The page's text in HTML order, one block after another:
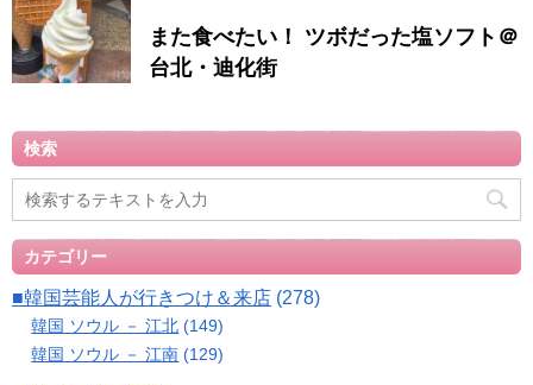
また食べたい！ ツボだった塩ソフト＠
台北・迪化街
検索
カテゴリー
■韓国芸能人が行きつけ＆来店 (278)
韓国 ソウル － 江北 (149)
韓国 ソウル － 江南 (129)